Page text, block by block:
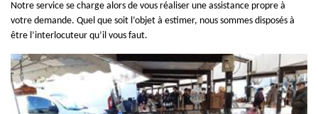
Notre service se charge alors de vous réaliser une assistance propre à
votre demande. Quel que soit l’objet à estimer, nous sommes disposés à
être l’interlocuteur qu’il vous faut.